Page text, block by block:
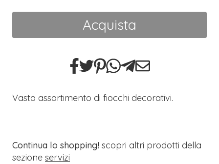
Acquista
Vasto assortimento di fiocchi decorativi.
Continua lo shopping! scopri altri prodotti della
sezione servizi